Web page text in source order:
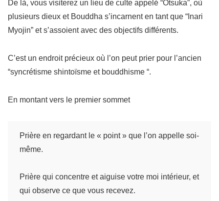
De là, vous visiterez un lieu de culte appelé “Otsuka”, où
plusieurs dieux et Bouddha s’incarnent en tant que “Inari
Myojin” et s’assoient avec des objectifs différents.
C’est un endroit précieux où l’on peut prier pour l’ancien
“syncrétisme shintoïsme et bouddhisme “.
En montant vers le premier sommet
Prière en regardant le « point » que l’on appelle soi-
même.
Prière qui concentre et aiguise votre moi intérieur, et
qui observe ce que vous recevez.